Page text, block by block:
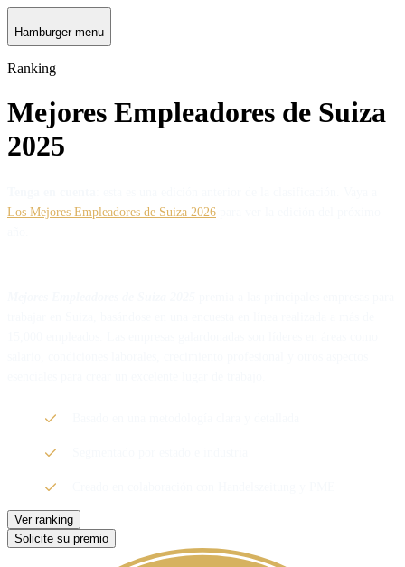
Hamburger menu
Ranking
Mejores Empleadores de Suiza
2025
Los Mejores Empleadores de Suiza 2026
Ver ranking
Solicite su premio